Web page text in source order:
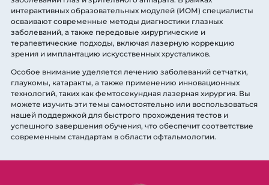
интерактивных образовательных модулей (ИОМ) специалисты
осваивают современные методы диагностики глазных
заболеваний, а также передовые хирургические и
терапевтические подходы, включая лазерную коррекцию
зрения и имплантацию искусственных хрусталиков.
Особое внимание уделяется лечению заболеваний сетчатки,
глаукомы, катаракты, а также применению инновационных
технологий, таких как фемтосекундная лазерная хирургия. Вы
можете изучить эти темы самостоятельно или воспользоваться
нашей поддержкой для быстрого прохождения тестов и
успешного завершения обучения, что обеспечит соответствие
современным стандартам в области офтальмологии.